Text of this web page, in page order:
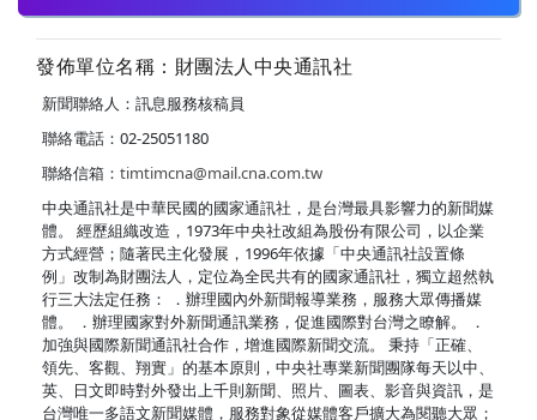
發佈單位名稱：財團法人中央通訊社
新聞聯絡人：訊息服務核稿員
聯絡電話：02-25051180
聯絡信箱： timtimcna@mail.cna.com.tw
中央通訊社是中華民國的國家通訊社，是台灣最具影響力的新聞媒
體。 經歷組織改造，1973年中央社改組為股份有限公司，以企業
方式經營；隨著民主化發展，1996年依據「中央通訊社設置條
例」改制為財團法人，定位為全民共有的國家通訊社，獨立超然執
行三大法定任務： ．辦理國內外新聞報導業務，服務大眾傳播媒
體。 ．辦理國家對外新聞通訊業務，促進國際對台灣之瞭解。 ．
加強與國際新聞通訊社合作，增進國際新聞交流。 秉持「正確、
領先、客觀、翔實」的基本原則，中央社專業新聞團隊每天以中、
英、日文即時對外發出上千則新聞、照片、圖表、影音與資訊，是
台灣唯一多語文新聞媒體，服務對象從媒體客戶擴大為閱聽大眾；